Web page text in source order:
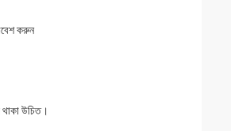
করুন
থাকা উচিত।